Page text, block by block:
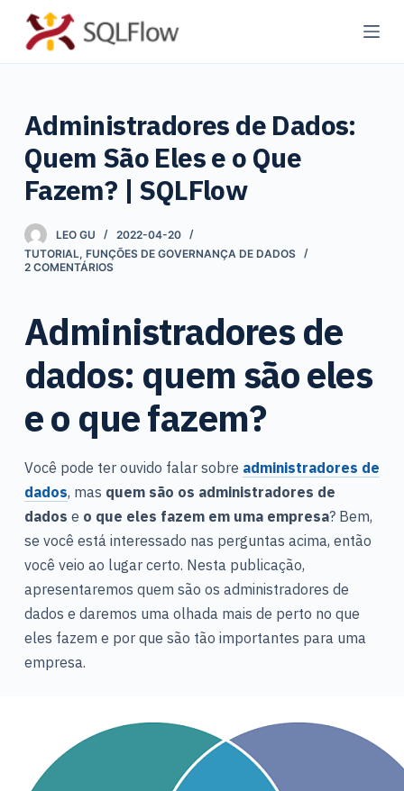
P
u
a
o
c
Administradores de Dados:
Quem São Eles e o Que
Fazem? | SQLFlow
LEO GU
2022-04-20
TUTORIAL, FUNÇÕES DE GOVERNANÇA DE DADOS
2 COMENTÁRIOS
Administradores de
dados: quem são eles
e o que fazem?
Você pode ter ouvido falar sobre administradores de
dados, mas quem são os administradores de
dados e o que eles fazem em uma empresa? Bem,
se você está interessado nas perguntas acima, então
você veio ao lugar certo. Nesta publicação,
apresentaremos quem são os administradores de
dados e daremos uma olhada mais de perto no que
eles fazem e por que são tão importantes para uma
empresa.